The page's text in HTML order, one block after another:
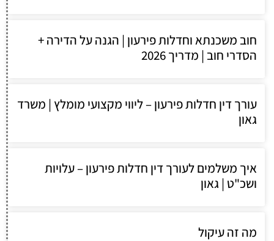
חוב משכנתא וחדלות פירעון | הגנה על הדירה +
הסדרי חוב | מדריך 2026
עורך דין חדלות פירעון – ליווי מקצועי מומלץ | משרד
גאון
איך משלמים לעורך דין חדלות פירעון – עלויות
ושכ"ט | גאון
מה זה עיקול